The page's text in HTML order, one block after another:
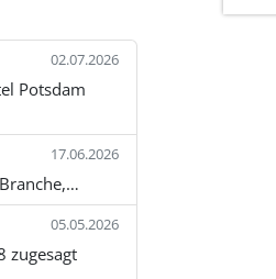
02.07.2026
Potsdam
17.06.2026
05.05.2026
zugesagt